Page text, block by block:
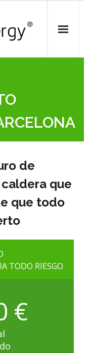
de
que
que todo
TODO RIESGO
€